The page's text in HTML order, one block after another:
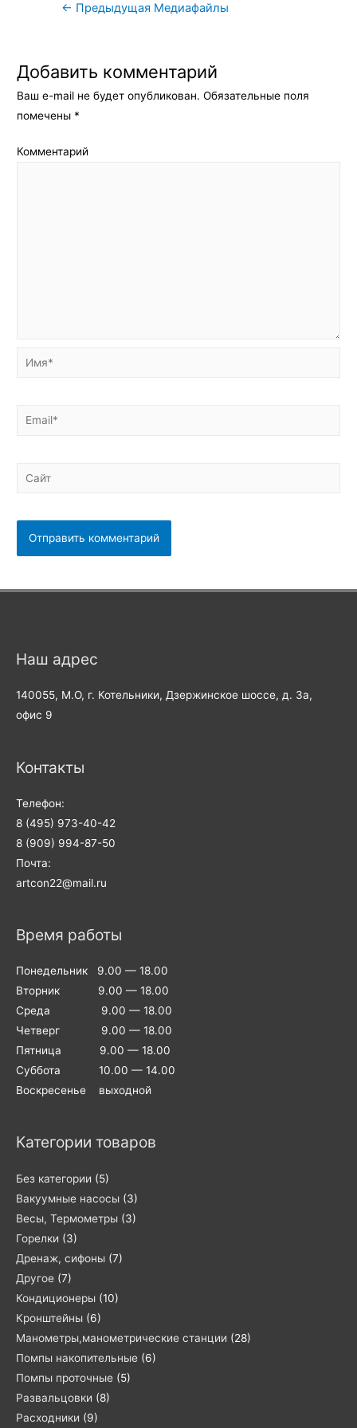
Навигация
← Предыдущая Медиафайлы
Добавить комментарий
Ваш e-mail не будет опубликован. Обязательные поля
помечены *
Комментарий
Имя*
Email*
Сайт
Наш адрес
140055, М.О, г. Котельники, Дзержинское шоссе, д. 3а,
офис 9
Контакты
Телефон:
8 (495) 973-40-42
8 (909) 994-87-50
Почта:
artcon22@mail.ru
Время работы
Понедельник 9.00 — 18.00
Вторник 9.00 — 18.00
Среда 9.00 — 18.00
Четверг 9.00 — 18.00
Пятница 9.00 — 18.00
Суббота 10.00 — 14.00
Воскресенье выходной
Категории товаров
Без категории (5)
Вакуумные насосы (3)
Весы, Термометры (3)
Горелки (3)
Дренаж, сифоны (7)
Другое (7)
Кондиционеры (10)
Кронштейны (6)
Манометры,манометрические станции (28)
Помпы накопительные (6)
Помпы проточные (5)
Развальцовки (8)
Расходники (9)